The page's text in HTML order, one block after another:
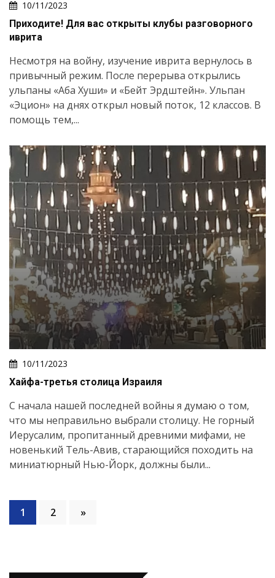
Искать
10/11/2023
Приходите! Для вас открыты клубы разговорного
иврита
Несмотря на войну, изучение иврита вернулось в
привычный режим. После перерыва открылись
ульпаны «Аба Хуши» и «Бейт Эрдштейн». Ульпан
«Эцион» на днях открыл новый поток, 12 классов. В
помощь тем,...
10/11/2023
Хайфа-третья столица Израиля
С начала нашей последней войны я думаю о том,
что мы неправильно выбрали столицу. Не горный
Иерусалим, пропитанный древними мифами, не
новенький Тель-Авив, старающийся походить на
миниатюрный Нью-Йорк, должны были...
1 2 »